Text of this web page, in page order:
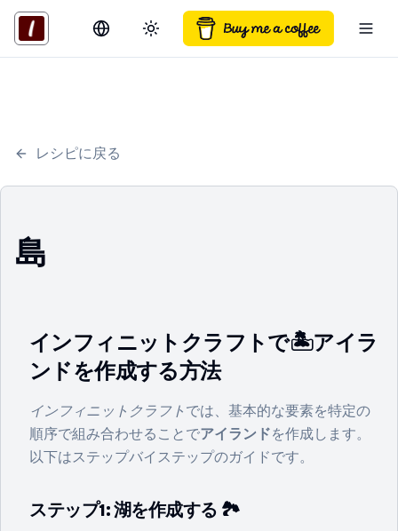
Switch language
Toggle theme
レシピに戻る
島
インフィニットクラフトで🏝️アイラ
ンドを作成する方法
インフィニットクラフト では、基本的な要素を特定の
順序で組み合わせることでアイランドを作成します。
以下はステップバイステップのガイドです。
ステップ1: 湖を作成する 🏞️